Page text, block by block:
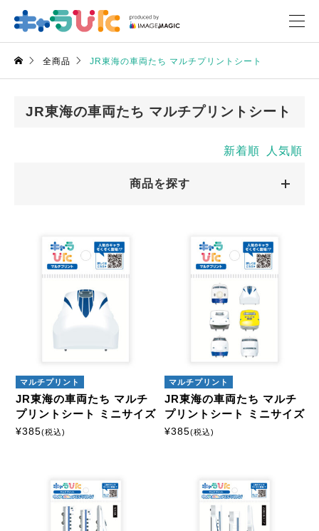
全商品 JR東海の車両たち マルチプリントシート
JR東海の車両たち マルチプリントシート
新着順 人気順
商品を探す
キャラクターから探す
アイロンプリントシート
A5サイズ A4サイズ
マルチプリント
JR東海の車両たち マルチ
プリントシート ミニサイズ
¥385(税込)
マルチプリント
JR東海の車両たち マルチ
プリントシート ミニサイズ
¥385(税込)